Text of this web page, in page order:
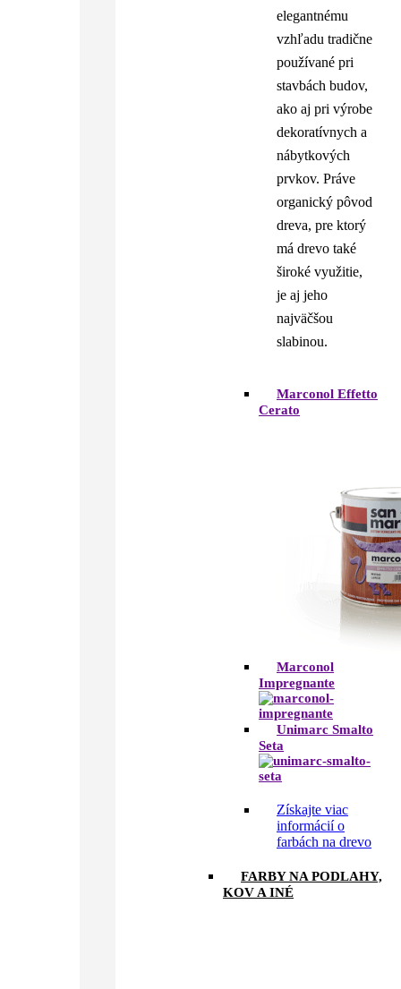
elegantnému
vzhľadu tradične
používané pri
stavbách budov,
ako aj pri výrobe
dekoratívnych a
nábytkových
prvkov. Práve
organický pôvod
dreva, pre ktorý
má drevo také
široké využitie,
je aj jeho
najväčšou
slabinou.
Marconol Effetto
Cerato
Marconol
Impregnante
Unimarc Smalto
Seta
Získajte viac
informácií o
farbách na drevo
FARBY NA PODLAHY,
KOV A INÉ